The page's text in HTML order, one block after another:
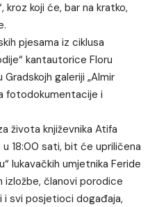
kroz koji će, bar na kratko,
pjesama iz ciklusa
kantautorice Floru
galeriji „Almir
fotodokumentacije i
života književnika Atifa
u 18:00 sati, bit će upriličena
lukavačkih umjetnika Feride
izložbe, članovi porodice
i svi posjetioci događaja,